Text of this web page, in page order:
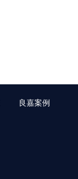
良嘉案例